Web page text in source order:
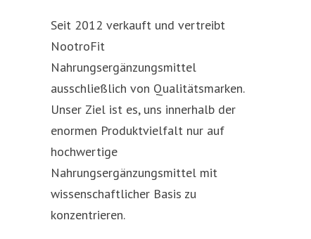
Seit 2012 verkauft und vertreibt
NootroFit
Nahrungsergänzungsmittel
ausschließlich von Qualitätsmarken.
Unser Ziel ist es, uns innerhalb der
enormen Produktvielfalt nur auf
hochwertige
Nahrungsergänzungsmittel mit
wissenschaftlicher Basis zu
konzentrieren.